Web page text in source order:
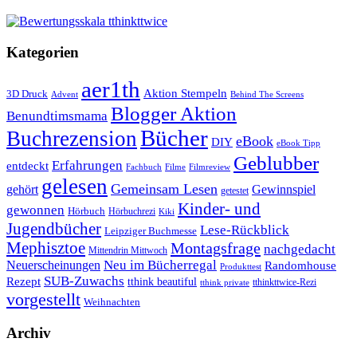
Kategorien
3D Druck Advent aer1th Aktion Stempeln Behind The Screens
Benundtimsmama Blogger Aktion
Buchrezension Bücher DIY eBook eBook Tipp
entdeckt Erfahrungen Fachbuch Filme Filmreview Geblubber
gehört gelesen Gemeinsam Lesen getestet Gewinnspiel
gewonnen Hörbuch Hörbuchrezi Kiki Kinder- und
Jugendbücher Leipziger Buchmesse Lese-Rückblick
Mephisztoe Mittendrin Mittwoch Montagsfrage nachgedacht
Neuerscheinungen Neu im Bücherregal Produkttest Randomhouse
Rezept SUB-Zuwachs tthink beautiful tthink private tthinkttwice-Rezi
vorgestellt Weihnachten
Archiv